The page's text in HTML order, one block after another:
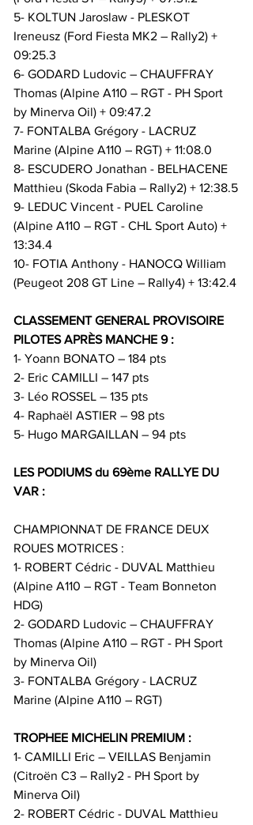
5- KOLTUN Jaroslaw - PLESKOT
Ireneusz (Ford Fiesta MK2 – Rally2) +
09:25.3
6- GODARD Ludovic – CHAUFFRAY
Thomas (Alpine A110 – RGT - PH Sport
by Minerva Oil) + 09:47.2
7- FONTALBA Grégory - LACRUZ
Marine (Alpine A110 – RGT) + 11:08.0
8- ESCUDERO Jonathan - BELHACENE
Matthieu (Skoda Fabia – Rally2) + 12:38.5
9- LEDUC Vincent - PUEL Caroline
(Alpine A110 – RGT - CHL Sport Auto) +
13:34.4
10- FOTIA Anthony - HANOCQ William
(Peugeot 208 GT Line – Rally4) + 13:42.4
CLASSEMENT GENERAL PROVISOIRE
PILOTES APRÈS MANCHE 9 :
1- Yoann BONATO – 184 pts
2- Eric CAMILLI – 147 pts
3- Léo ROSSEL – 135 pts
4- Raphaël ASTIER – 98 pts
5- Hugo MARGAILLAN – 94 pts
LES PODIUMS du 69ème RALLYE DU
VAR :
CHAMPIONNAT DE FRANCE DEUX
ROUES MOTRICES :
1- ROBERT Cédric - DUVAL Matthieu
(Alpine A110 – RGT - Team Bonneton
HDG)
2- GODARD Ludovic – CHAUFFRAY
Thomas (Alpine A110 – RGT - PH Sport
by Minerva Oil)
3- FONTALBA Grégory - LACRUZ
Marine (Alpine A110 – RGT)
TROPHEE MICHELIN PREMIUM :
1- CAMILLI Eric – VEILLAS Benjamin
(Citroën C3 – Rally2 - PH Sport by
Minerva Oil)
2- ROBERT Cédric - DUVAL Matthieu